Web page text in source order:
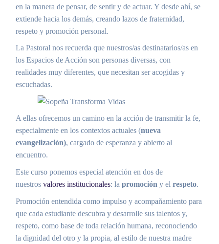
en la manera de pensar, de sentir y de actuar. Y desde ahí, se
extiende hacia los demás, creando lazos de fraternidad,
respeto y promoción personal.
La Pastoral nos recuerda que nuestros/as destinatarios/as en
los Espacios de Acción son personas diversas, con
realidades muy diferentes, que necesitan ser acogidas y
escuchadas.
A ellas ofrecemos un camino en la acción de transmitir la fe,
especialmente en los contextos actuales (nueva
evangelización), cargado de esperanza y abierto al
encuentro.
Este curso ponemos especial atención en dos de
nuestrosvalores institucionales: lapromoción y elrespeto.
Promoción entendida como impulso y acompañamiento para
que cada estudiante descubra y desarrolle sus talentos y,
respeto, como base de toda relación humana, reconociendo
la dignidad del otro y la propia, al estilo de nuestra madre